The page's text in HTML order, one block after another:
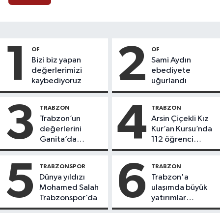
1 OF
Bizi biz yapan
değerlerimizi
kaybediyoruz
2 OF
Sami Aydın
ebediyete
uğurlandı
3 TRABZON
Trabzon’un
değerlerini
Ganita’da
yaşatıyoruz
4 TRABZON
Arsin Çiçekli Kız
Kur’an Kursu’nda
112 öğrenci
icazet aldı
5 TRABZONSPOR
Dünya yıldızı
Mohamed Salah
Trabzonspor’da
6 TRABZON
Trabzon'a
ulaşımda büyük
yatırımlar
yapılıyor